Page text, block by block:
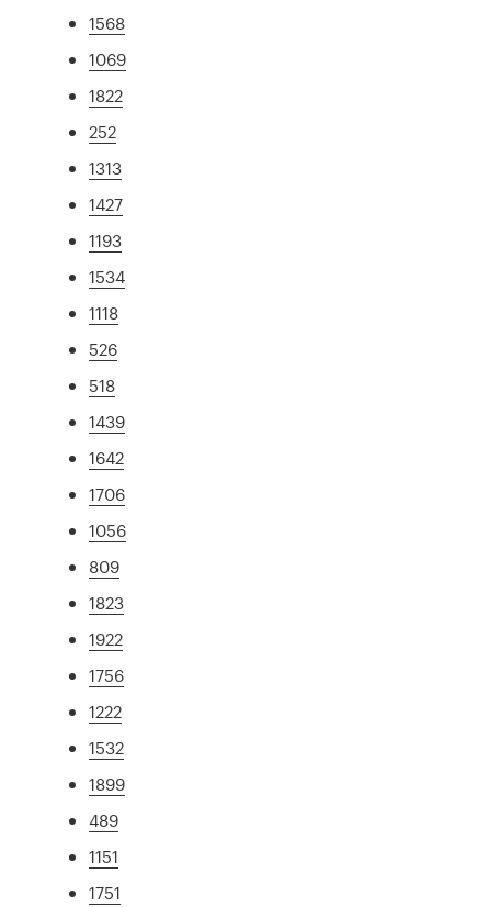
1568
1069
1822
252
1313
1427
1193
1534
1118
526
518
1439
1642
1706
1056
809
1823
1922
1756
1222
1532
1899
489
1151
1751